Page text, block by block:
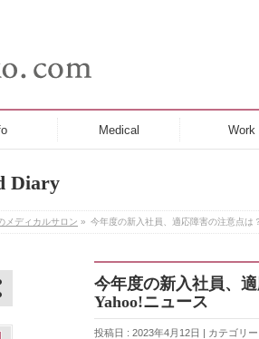
Medical Work
Diary
メディカルサロン » 今年度の新入社員、適応障害の注意点は
今年度の新入社員、
Yahoo!ニュース
投稿日 : 2023年4月12日 | カテゴリー